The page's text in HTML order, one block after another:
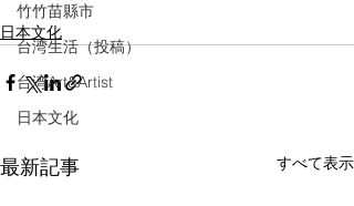
竹竹苗縣市
台湾生活（投稿）
台湾Art&Artist
日本文化
日本文化
最新記事 すべて表示